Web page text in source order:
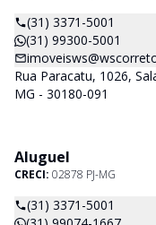
(31) 3371-5001
(31) 99300-5001
Rua Paracatu, 1026,
MG - 30180-091
Aluguel
CRECI: 02878 PJ-MG
(31) 3371-5001